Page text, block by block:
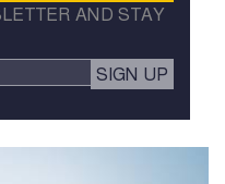
AND STAY